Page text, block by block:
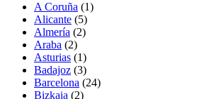
A Coruña (1)
Alicante (5)
Almería (2)
Araba (2)
Asturias (1)
Badajoz (3)
Barcelona (24)
Bizkaia (2)